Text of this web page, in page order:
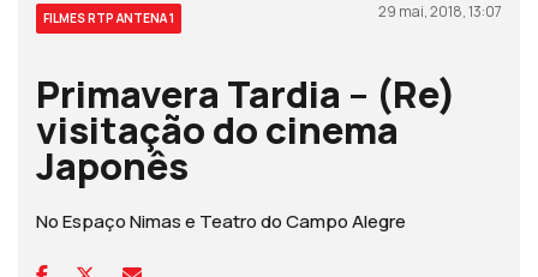
FILMES RTP ANTENA 1 29 mai, 2018, 13:07
Primavera Tardia – (Re)
visitação do cinema
Japonês
No Espaço Nimas e Teatro do Campo Alegre